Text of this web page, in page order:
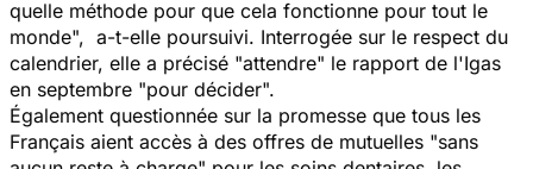
quelle méthode pour que cela fonctionne pour tout le
monde", a-t-elle poursuivi. Interrogée sur le respect du
calendrier, elle a précisé "attendre" le rapport de l'Igas
en septembre "pour décider".
Également questionnée sur la promesse que tous les
Français aient accès à des offres de mutuelles "sans